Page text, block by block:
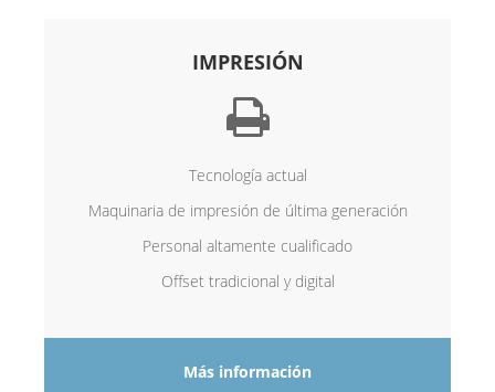
IMPRESIÓN
Tecnología actual
Maquinaria de impresión de última generación
Personal altamente cualificado
Offset tradicional y digital
Más información